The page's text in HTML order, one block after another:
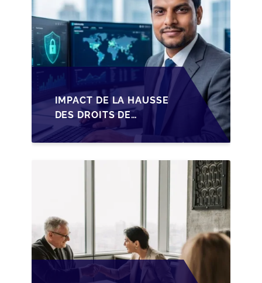
IMPACT DE LA HAUSSE
DES DROITS DE
SUCCESSION EN
WALLONIE SUR LA
TRANSMISSION